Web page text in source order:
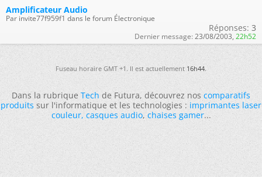
Amplificateur Audio
Par invite77f959f1 dans le forum Électronique
Réponses: 3
Dernier message: 23/08/2003, 22h52
Fuseau horaire GMT +1. Il est actuellement16h44.
Dans la rubriqueTechde Futura, découvrez noscomparatifs
produitssur l'informatique et les technologies :imprimantes laser
couleur,casques audio,chaises gamer...